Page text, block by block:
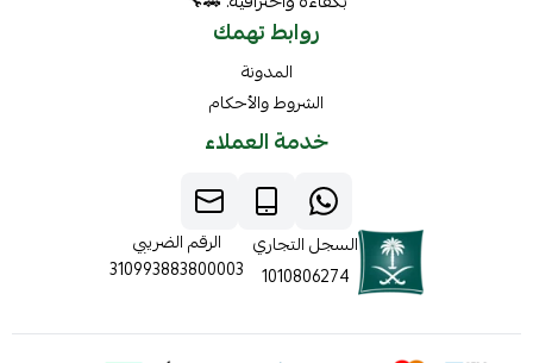
روابط تهمك
المدونة
الشروط والأحكام
خدمة العملاء
السجل التجاري
1010806274
الرقم الضريبي
310993883800003